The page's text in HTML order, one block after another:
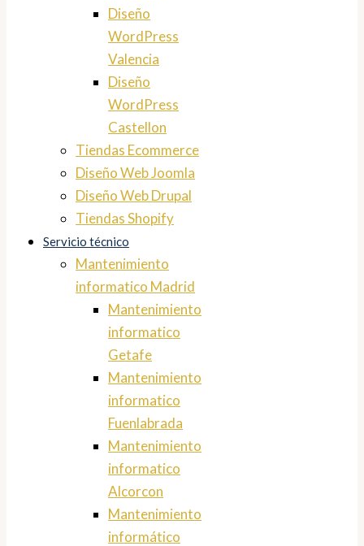
Diseño
WordPress
Valencia
Diseño
WordPress
Castellon
Tiendas Ecommerce
Diseño Web Joomla
Diseño Web Drupal
Tiendas Shopify
Servicio técnico
Mantenimiento
informatico Madrid
Mantenimiento
informatico
Getafe
Mantenimiento
informatico
Fuenlabrada
Mantenimiento
informatico
Alcorcon
Mantenimiento
informático